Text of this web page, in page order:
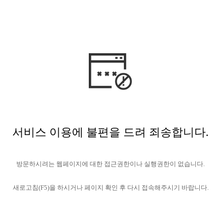
서비스 이용에 불편을 드려 죄송합니다.
방문하시려는 웹페이지에 대한 접근권한이나 실행권한이 없습니다.
새로고침(F5)을 하시거나 페이지 확인 후 다시 접속해주시기 바랍니다.